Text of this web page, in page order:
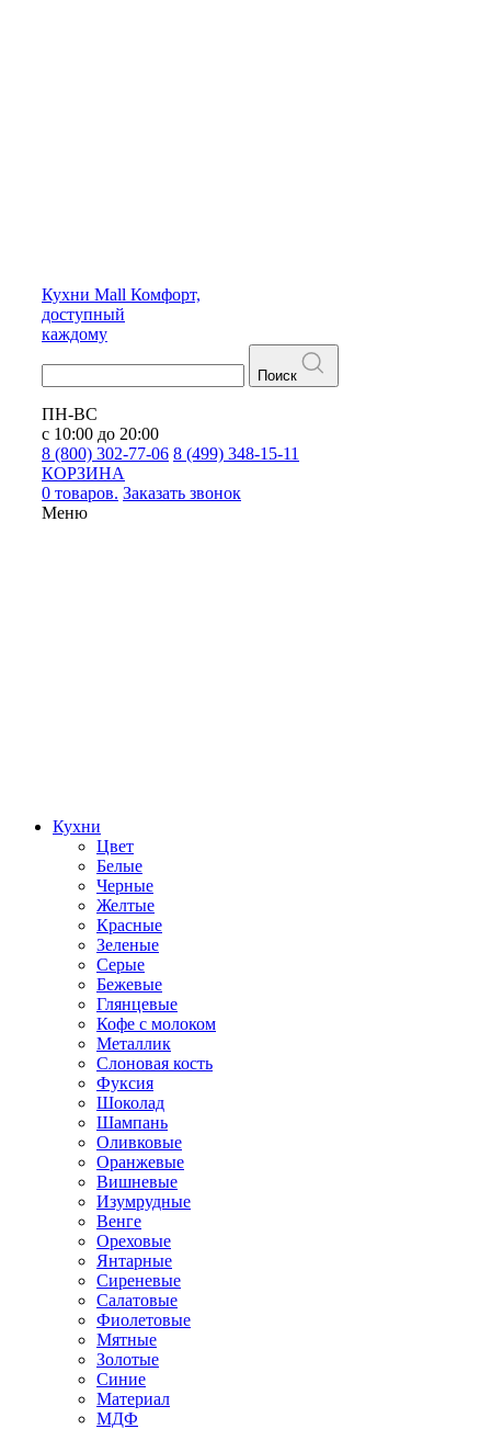
Кухни Mall Комфорт,
доступный
каждому
Поиск
ПН-ВС
с 10:00 до 20:00
8 (800) 302-77-06 8 (499) 348-15-11
КОРЗИНА
0 товаров. Заказать звонок
Меню
Кухни
Цвет
Белые
Черные
Желтые
Красные
Зеленые
Серые
Бежевые
Глянцевые
Кофе с молоком
Металлик
Слоновая кость
Фуксия
Шоколад
Шампань
Оливковые
Оранжевые
Вишневые
Изумрудные
Венге
Ореховые
Янтарные
Сиреневые
Салатовые
Фиолетовые
Мятные
Золотые
Синие
Материал
МДФ